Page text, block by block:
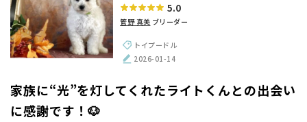
驚いたのは、お迎えまでの手厚いサポートです。毎朝、その日
の動画を送ってくださるので、兄弟犬と過ごす様子が分かり、
娘も毎朝それを楽しみにしていました😊
用品の準備や、将来の預かりについても相談に乗っていただけ
菅野さんから譲っていただけて、心から良かったと思っていま
す✨
5.0
管野 真美 ブリーダー
トイプードル
2026-01-14
家族に“光”を灯してくれたライトくんとの出会い
に感謝です！🐶